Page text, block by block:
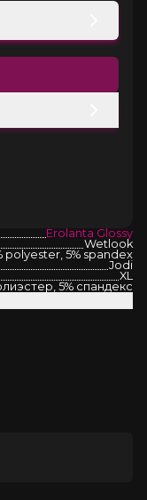
Erolanta Glossy
Wetlook
polyester, 5% spandex
Jodi
XL
5% спандекс